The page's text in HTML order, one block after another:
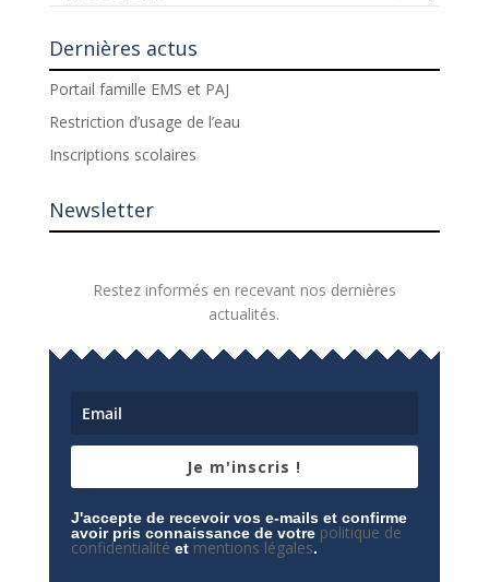
Dernières actus
Portail famille EMS et PAJ
Restriction d’usage de l’eau
Inscriptions scolaires
Newsletter
Restez informés en recevant nos dernières
actualités.
Je m'inscris !
J'accepte de recevoir vos e-mails et confirme
avoir pris connaissance de votre politique de
confidentialité et mentions légales.